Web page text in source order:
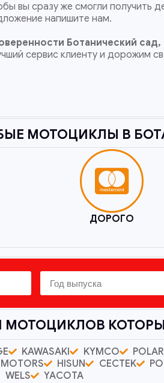
вы сразу же смогли получить
напишите нам.
Ботанический сад,
сервис клиенту и дорожим
МОТОЦИКЛЫ В
ДОРОГО
МОТОЦИКЛОВ
KAWASAKI KYMCO
HISUN CECTEK
WELS
YACOTA